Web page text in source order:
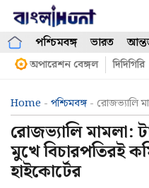
Skip
contentপশ্চিমবঙ্গ ভারত
অপারেশন বেঙ্গল দিদিগিরি
Home - পশ্চিমবঙ্গ- রোজভ্যালি
রোজভ্যালি মামলা:
মুখে বিচারপতিরই
হাইকোর্টের